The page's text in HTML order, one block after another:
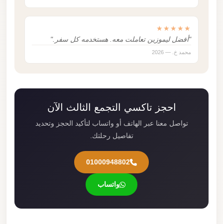
★★★★★
"أفضل ليموزين تعاملت معه. هستخدمه كل سفر."
محمد خ. — 2026
احجز تاكسي التجمع الثالث الآن
تواصل معنا عبر الهاتف أو واتساب لتأكيد الحجز وتحديد
تفاصيل رحلتك.
01000948802
واتساب